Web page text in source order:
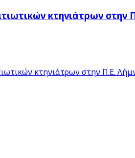
κτηνιάτρων στην
κτηνιάτρων στην Π.Ε.